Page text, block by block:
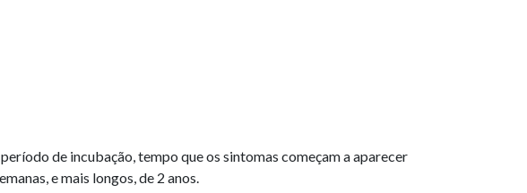
de incubação, tempo que os sintomas começam a aparecer
e mais longos, de 2 anos.